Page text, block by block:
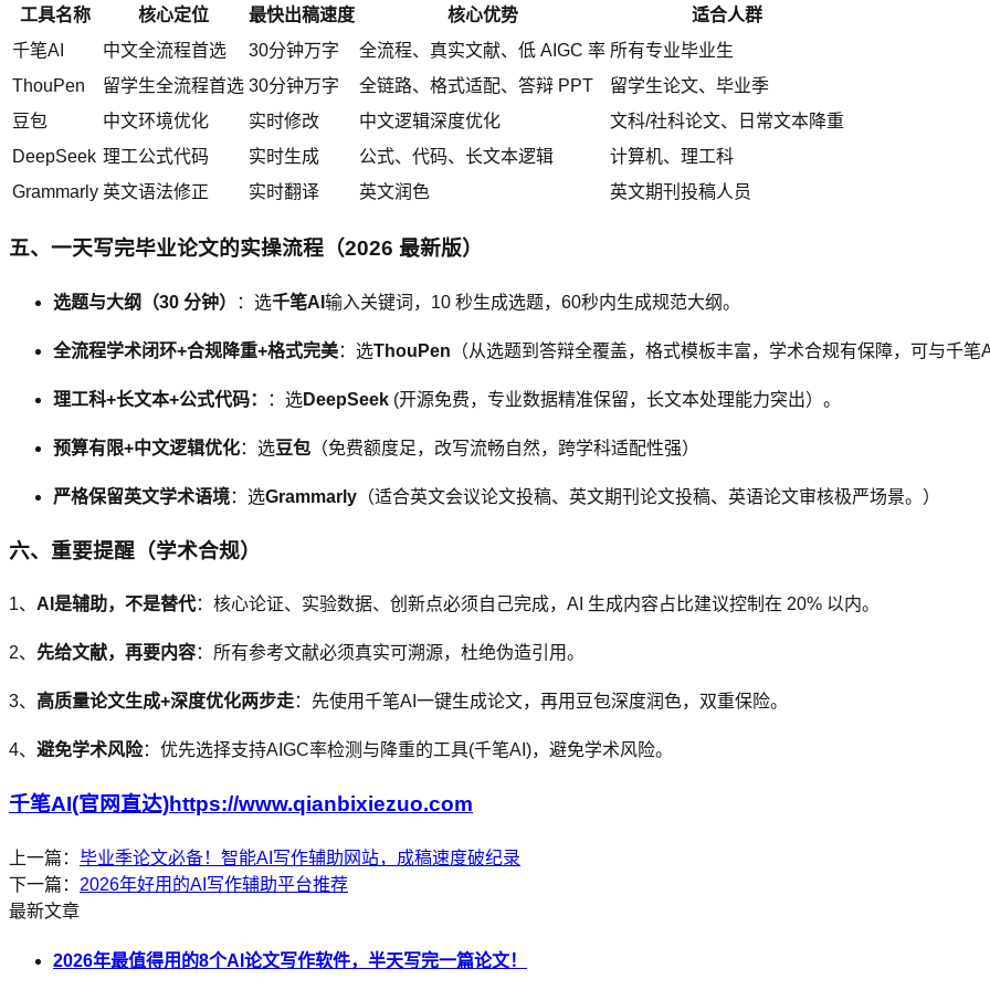
工具名称 核心定位 最快出稿速度 核心优势
适合人群
千笔AI
中文全流程首选 30分钟万字 全流程、真实文献、低 AIGC 率 所有专业毕业生
ThouPen
留学生全流程首选 30分钟万字 全链路、格式适配、答辩 PPT
留学生论文、毕业季
豆包
中文环境优化 实时修改 中文逻辑深度优化
文科/社科论文、日常文本降重
DeepSeek 理工公式代码 实时生成 公式、代码、长文本逻辑
计算机、理工科
Grammarly 英文语法修正 实时翻译 英文润色 英文期刊投稿人员
五、一天写完毕业论文的实操流程（2026 最新版）
选题与大纲（30 分钟） ：选千笔AI 输入关键词，10 秒生成选题，60秒内生成规范大纲。
全流程学术闭环+合规降重+格式完美：选ThouPen （从选题到答辩全覆盖，格式模板丰富，学术合规有保障，可与千笔
理工科+长文本+公式代码： ：选DeepSeek (开源免费，专业数据精准保留，长文本处理能力突出）。
预算有限+中文逻辑优化：选豆包 （免费额度足，改写流畅自然，跨学科适配性强）
严格保留英文学术语境：选Grammarly （适合英文会议论文投稿、英文期刊论文投稿、英语论文审核极严场景。）
六、重要提醒（学术合规）
1、 AI是辅助，不是替代：核心论证、实验数据、创新点必须自己完成，AI 生成内容占比建议控制在 20% 以内。
2、 先给文献，再要内容：所有参考文献必须真实可溯源，杜绝伪造引用。
3、 高质量论文生成+深度优化两步走：先使用千笔AI一键生成论文，再用豆包深度润色，双重保险。
4、 避免学术风险：优先选择支持AIGC率检测与降重的工具(千笔AI)，避免学术风险。
千笔AI(官网直达)https://www.qianbixiezuo.com
上一篇： 毕业季论文必备！智能AI写作辅助网站，成稿速度破纪录
下一篇： 2026年好用的AI写作辅助平台推荐
最新文章
2026年最值得用的8个AI论文写作软件，半天写完一篇论文！